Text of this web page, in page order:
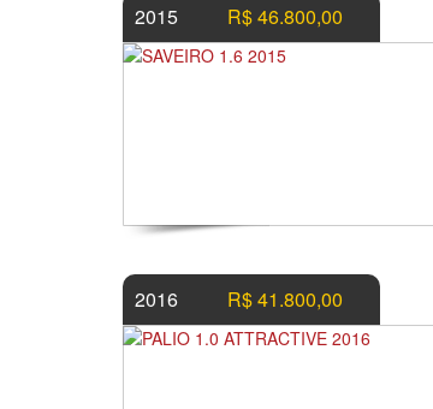
2015 R$ 46.800,00
2016 R$ 41.800,00